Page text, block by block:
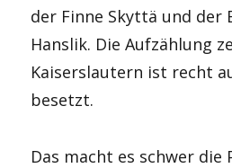
der Finne Skyttä und der
Hanslik. Die Aufzählung
Kaiserslautern ist recht
besetzt.
Das macht es schwer die